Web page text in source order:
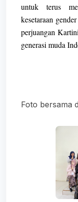
untuk terus
kesetaraan
perjuangan
generasi muda
Foto bersama